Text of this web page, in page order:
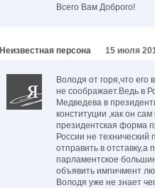
Всего Вам Доброго!
Неизвестная персона 15 июля
Володя от горя,что его
не соображает.Ведь в
Медведева в
конституции ,как он
президентская форма
России не технический
отправить в
парламентское
объявить импичмент
Володя уже не знает